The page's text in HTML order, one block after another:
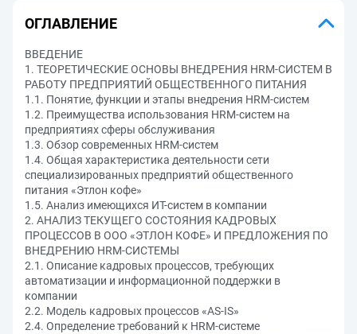
ОГЛАВЛЕНИЕ
ВВЕДЕНИЕ
1. ТЕОРЕТИЧЕСКИЕ ОСНОВЫ ВНЕДРЕНИЯ HRM-СИСТЕМ В
РАБОТУ ПРЕДПРИЯТИЙ ОБЩЕСТВЕННОГО ПИТАНИЯ
1.1. Понятие, функции и этапы внедрения HRM-систем
1.2. Преимущества использования HRM-систем на
предприятиях сферы обслуживания
1.3. Обзор современных HRM-систем
1.4. Общая характеристика деятельности сети
специализированных предприятий общественного
питания «Этлон кофе»
1.5. Анализ имеющихся ИТ-систем в компании
2. АНАЛИЗ ТЕКУЩЕГО СОСТОЯНИЯ КАДРОВЫХ
ПРОЦЕССОВ В ООО «ЭТЛОН КОФЕ» И ПРЕДЛОЖЕНИЯ ПО
ВНЕДРЕНИЮ HRM-СИСТЕМЫ
2.1. Описание кадровых процессов, требующих
автоматизации и информационной поддержки в
компании
2.2. Модель кадровых процессов «AS-IS»
2.4. Определение требований к HRM-системе